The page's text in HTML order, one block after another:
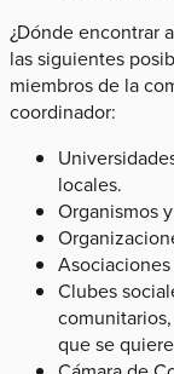
¿Dónde encontrar
las siguientes
miembros de la
coordinador:
locales.
Organismos
Clubes
que se